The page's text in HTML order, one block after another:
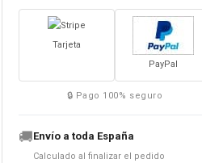
Tarjeta
PayPal
🔒 Pago 100% seguro
🚚Envío a toda España
Calculado al finalizar el pedido